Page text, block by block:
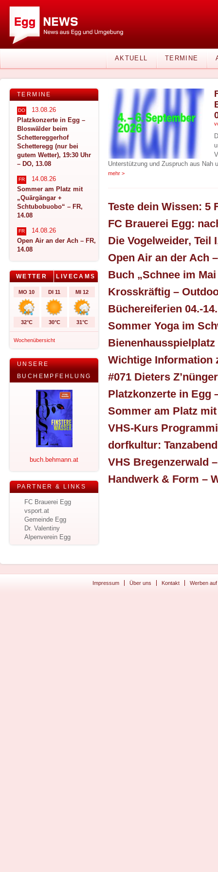
AKTUELL TERMINE
TERMINE
DO
13.08.26
Platzkonzerte in Egg –
Bloswälder beim
Schettereggerhof
Schetteregg (nur bei
gutem Wetter), 19:30 Uhr
– DO, 13.08
FR
14.08.26
Sommer am Platz mit
„Quärgängar +
Schtubobuobo“ – FR,
14.08
FR
14.08.26
Open Air an der Ach – FR,
14.08
WETTER LIVECAMS
MO 10
32°C
DI 11
30°C
MI 12
31°C
Wochenübersicht
UNSERE
BUCHEMPFEHLUNG
buch.behmann.at
PARTNER & LINKS
FC Brauerei Egg
vsport.at
Gemeinde Egg
Dr. Valentiny
Alpenverein Egg
Unterstützung und Zuspruch aus Nah
mehr >
Impressum Über uns Kontakt Werben